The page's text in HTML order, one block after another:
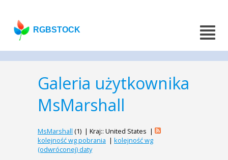
RGBSTOCK
Galeria użytkownika
MsMarshall
MsMarshall (1) | Kraj:: United States |
kolejność wg pobrania | kolejność wg
(odwróconej) daty